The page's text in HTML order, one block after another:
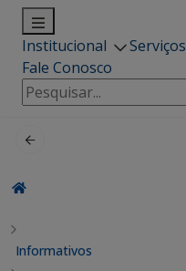
Institucional Serviços
Fale Conosco
Pesquisar
por:
Informativos